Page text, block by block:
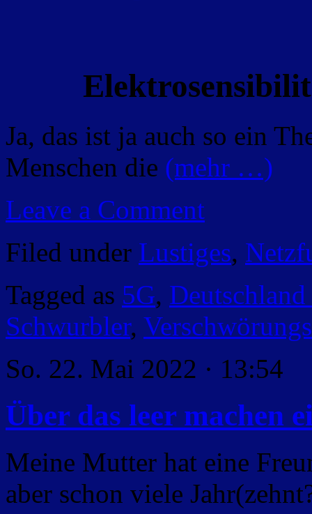
Ja, das ist ja auch so ein
Menschen die (mehr …)
Leave a Comment
Filed under Lustiges,
Tagged as 5G,
Schwurbler,
So. 22. Mai 2022 · 13:54
Über das leer machen
Meine Mutter hat eine
aber schon viele